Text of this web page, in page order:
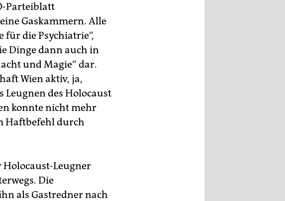
Parteiblatt
Gaskammern. Alle
für die Psychiatrie“,
Dinge dann auch in
und Magie“ dar.
Wien aktiv, ja,
Leugnen des Holocaust
konnte nicht mehr
Haftbefehl durch
Holocaust-Leugner
Die
als Gastredner nach